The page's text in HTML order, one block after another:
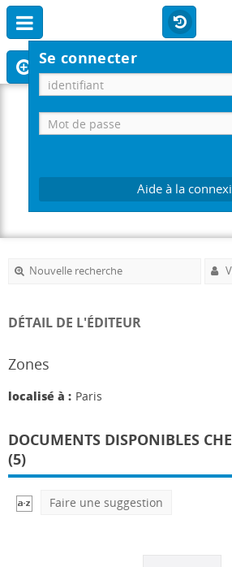
Se connecter
Aide à la
Nouvelle recherche
DÉTAIL DE L'ÉDITEUR
Zones
localisé à : Paris
DOCUMENTS DISPONIBLES
(5)
Faire une suggestion